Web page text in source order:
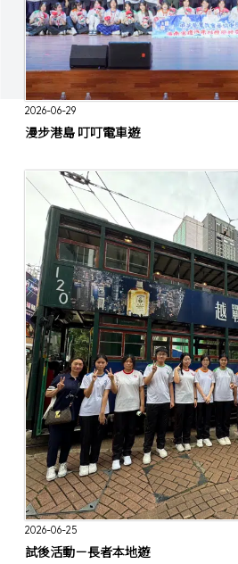
2026-06-29
漫步港島 叮叮電車遊
2026-06-25
試後活動－長者本地遊